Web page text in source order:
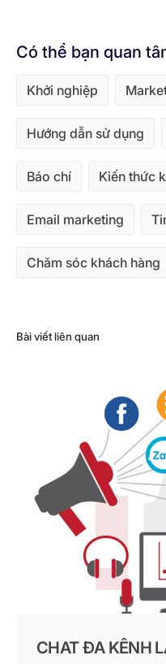
Có thể bạn quan
Khởi nghiệp
Hướng dẫn sử dụng
Báo chí Kiến thức
Email marketing
Chăm sóc khách hàng
Bài viết liên quan
CHAT ĐA KÊNH